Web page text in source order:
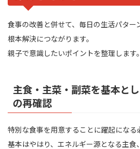
食事の改善と併せて、毎日の生活パター
根本解決につながります。
親子で意識したいポイントを整理します。
主食・主菜・副菜を基本と
の再確認
特別な食事を用意することに躍起になる
基本はやはり、エネルギー源となる主食